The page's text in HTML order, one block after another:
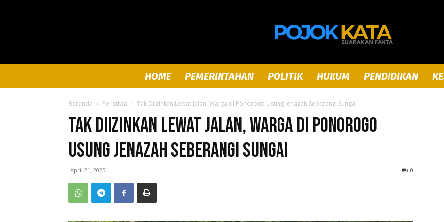
Pojok
HOME PEMERINTAHAN POLITIK HUKUM PENDIDIKAN
Beranda Peristiwa Tak Diizinkan Lewat Jalan, Warga di Ponorogo Usung Jenazah Seberangi Sungai
Tak Diizinkan Lewat Jalan, Warga di Ponorogo
Usung Jenazah Seberangi Sungai
April 21, 2025 0